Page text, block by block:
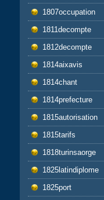
1807occupation
1811decompte
1812decompte
1814aixavis
1814chant
1814prefecture
1815autorisation
1815tarifs
1818turinsaorge
1825latindiplome
1825port